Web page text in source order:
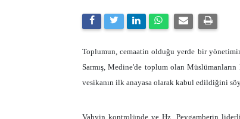
Toplumun, cemaatin olduğu yerde bir
Sarmış, Medine'de toplum olan
vesikanın ilk anayasa olarak kabul edildiğini
Vahyin kontrolünde ve Hz. Peygamberin